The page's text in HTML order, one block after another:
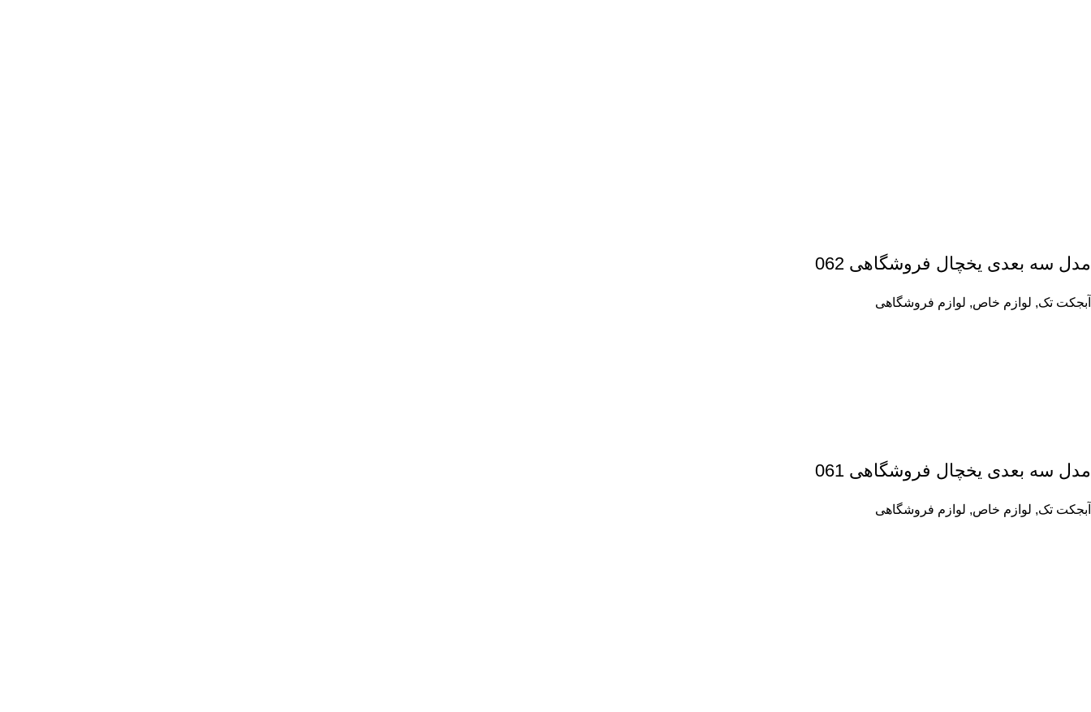
مدل سه بعدی یخچال فروشگاهی 062
آبجکت تک, لوازم خاص, لوازم فروشگاهی
مدل سه بعدی یخچال فروشگاهی 061
آبجکت تک, لوازم خاص, لوازم فروشگاهی